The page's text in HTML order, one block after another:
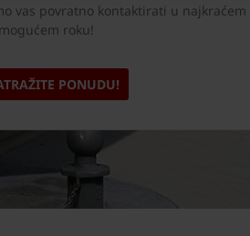
vas povratno kontaktirati u najkraćem
mogućem roku!
PONUDU!